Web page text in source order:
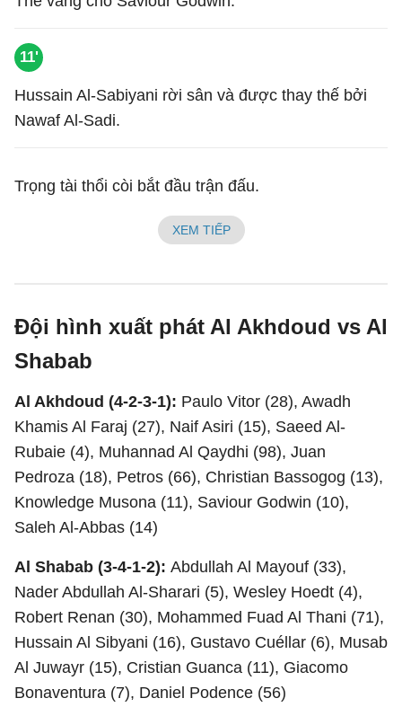
11'
Hussain Al-Sabiyani rời sân và được thay thế bởi
Nawaf Al-Sadi.
Trọng tài thổi còi bắt đầu trận đấu.
XEM TIẾP
Đội hình xuất phát Al Akhdoud vs Al
Shabab
Al Akhdoud (4-2-3-1): Paulo Vitor (28), Awadh
Khamis Al Faraj (27), Naif Asiri (15), Saeed Al-
Rubaie (4), Muhannad Al Qaydhi (98), Juan
Pedroza (18), Petros (66), Christian Bassogog (13),
Knowledge Musona (11), Saviour Godwin (10),
Saleh Al-Abbas (14)
Al Shabab (3-4-1-2): Abdullah Al Mayouf (33),
Nader Abdullah Al-Sharari (5), Wesley Hoedt (4),
Robert Renan (30), Mohammed Fuad Al Thani (71),
Hussain Al Sibyani (16), Gustavo Cuéllar (6), Musab
Al Juwayr (15), Cristian Guanca (11), Giacomo
Bonaventura (7), Daniel Podence (56)